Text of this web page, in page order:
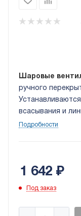
Шаровые
ручного
всасывания и
установок и
Подробности
1 642 ₽
Под заказ